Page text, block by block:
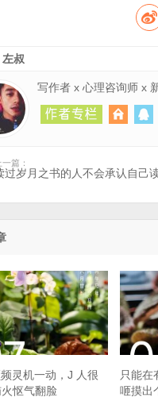
叔
写作者 x 心理咨询师 x
一篇：
过岁月之书的人不会承认自己
灵机一动，J 人很
怄气翻脸
只能在
咂摸出